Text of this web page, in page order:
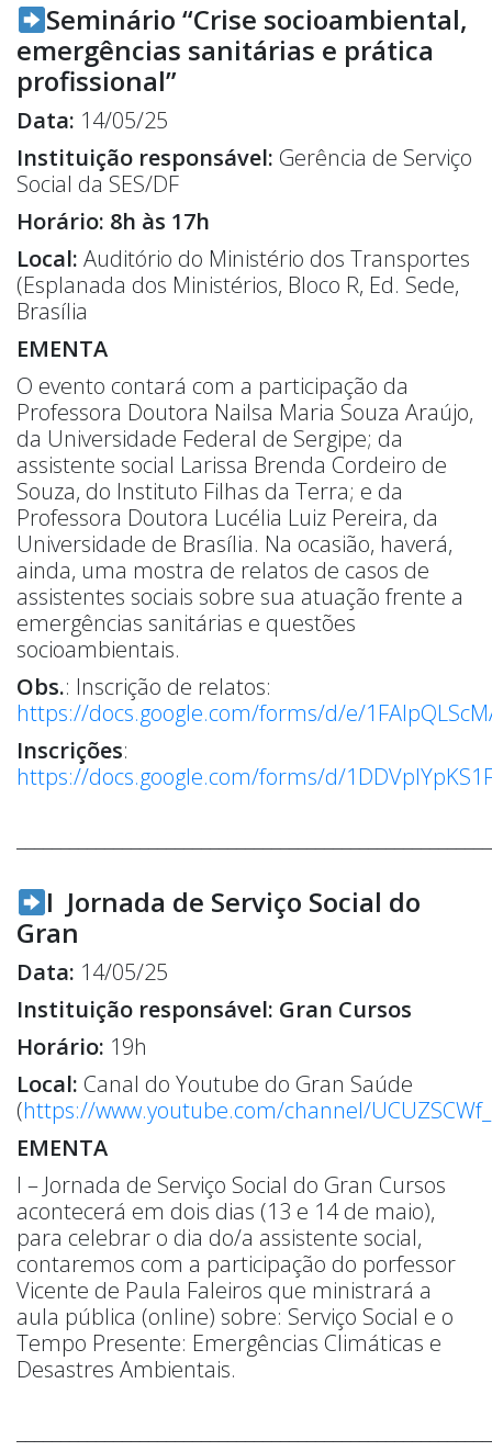
Seminário “Crise socioambiental,
emergências sanitárias e prática
profissional”
Data: 14/05/25
Instituição responsável: Gerência de Serviço
Social da SES/DF
Horário: 8h às 17h
Local: Auditório do Ministério dos Transportes
(Esplanada dos Ministérios, Bloco R, Ed. Sede,
Brasília
EMENTA
O evento contará com a participação da
Professora Doutora Nailsa Maria Souza Araújo,
da Universidade Federal de Sergipe; da
assistente social Larissa Brenda Cordeiro de
Souza, do Instituto Filhas da Terra; e da
Professora Doutora Lucélia Luiz Pereira, da
Universidade de Brasília. Na ocasião, haverá,
ainda, uma mostra de relatos de casos de
assistentes sociais sobre sua atuação frente a
emergências sanitárias e questões
socioambientais.
Obs.: Inscrição de relatos:
https://docs.google.com/forms/d/e/
Inscrições:
https://docs.google.com/forms/d/
I Jornada de Serviço Social do
Gran
Data: 14/05/25
Instituição responsável: Gran Cursos
Horário: 19h
Local: Canal do Youtube do Gran Saúde
(https://www.youtube.com/channel/
EMENTA
I – Jornada de Serviço Social do Gran Cursos
acontecerá em dois dias (13 e 14 de maio),
para celebrar o dia do/a assistente social,
contaremos com a participação do porfessor
Vicente de Paula Faleiros que ministrará a
aula pública (online) sobre: Serviço Social e o
Tempo Presente: Emergências Climáticas e
Desastres Ambientais.